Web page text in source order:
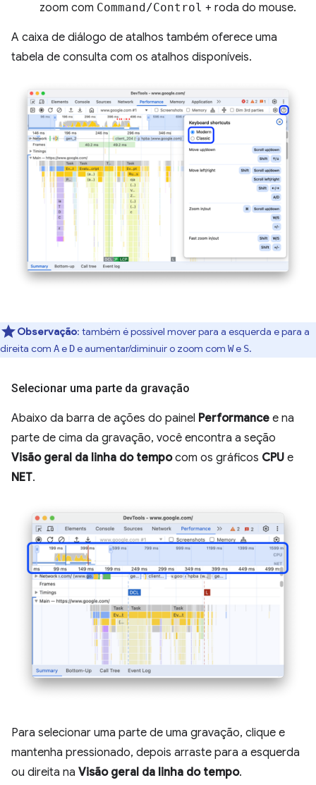
zoom com Command/Control + roda do mouse.
A caixa de diálogo de atalhos também oferece uma
tabela de consulta com os atalhos disponíveis.
Observação: também é possível mover para a esquerda e para a
direita com Ae De aumentar/diminuir o zoom com We S.
Selecionar uma parte da gravação
Abaixo da barra de ações do painel Performance e na
parte de cima da gravação, você encontra a seção
Visão geral da linha do tempocom os gráficos CPU e
NET.
Para selecionar uma parte de uma gravação, clique e
mantenha pressionado, depois arraste para a esquerda
ou direita na Visão geral da linha do tempo.